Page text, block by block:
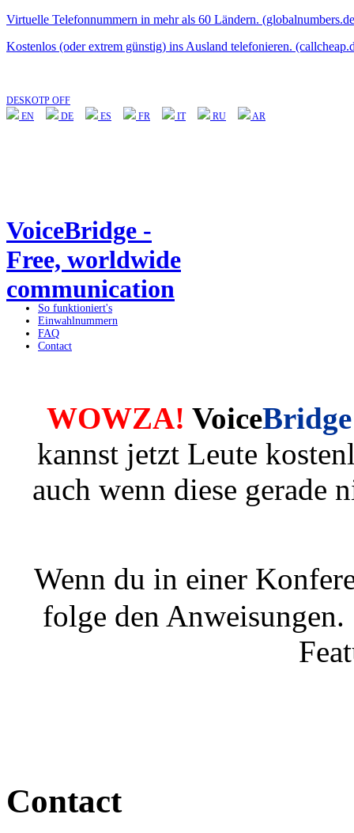
Virtuelle Telefonnummern in mehr als 60 Ländern.
Kostenlos (oder extrem günstig) ins Ausland telefonieren.
DESKOTP OFF
EN
DE ES FR IT RU AR
VoiceBridge -
Free, worldwide
communication
So funktioniert's
Einwahlnummern
FAQ
Contact
WOWZA! VoiceBridge
kannst jetzt Leute
auch wenn diese gerade
Wenn du in einer
folge den Anweisungen.
Contact